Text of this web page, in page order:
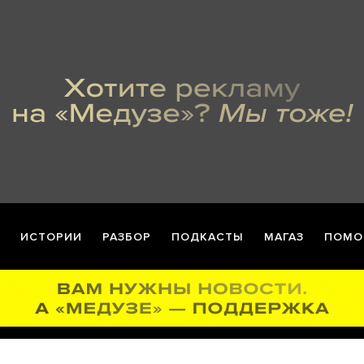
ИСТОРИИ РАЗБОР ПОДКАСТЫ МАГАЗ